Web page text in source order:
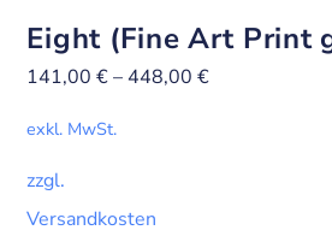
Eight (Fine Art Print
141,00€– 448,00€
exkl. MwSt.
zzgl.
Versandkosten